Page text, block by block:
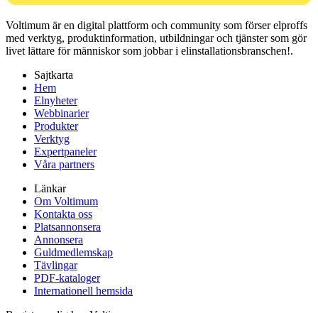
Voltimum är en digital plattform och community som förser elproffs
med verktyg, produktinformation, utbildningar och tjänster som gör
livet lättare för människor som jobbar i elinstallationsbranschen!.
Sajtkarta
Hem
Elnyheter
Webbinarier
Produkter
Verktyg
Expertpaneler
Våra partners
Länkar
Om Voltimum
Kontakta oss
Platsannonsera
Annonsera
Guldmedlemskap
Tävlingar
PDF-kataloger
Internationell hemsida